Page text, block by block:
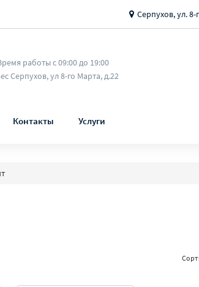
Серпухов, ул. 8-
работы с 09:00 до 19:00
Серпухов, ул 8-го Марта, д.22
Контакты Услуги